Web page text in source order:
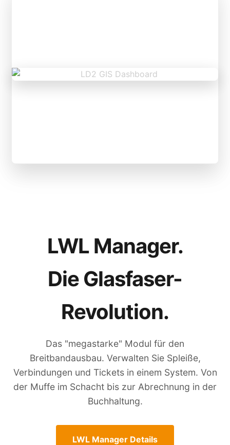
LWL Manager.
Die Glasfaser-
Revolution.
Das "megastarke" Modul für den
Breitbandausbau. Verwalten Sie Spleiße,
Verbindungen und Tickets in einem System. Von
der Muffe im Schacht bis zur Abrechnung in der
Buchhaltung.
LWL Manager Details